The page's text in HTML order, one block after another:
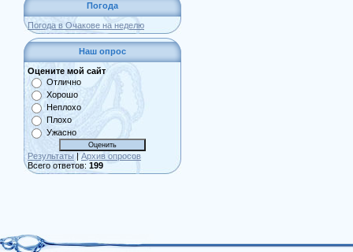
Погода
Погода в Очакове на неделю
Наш опрос
Оцените мой сайт
Отлично
Хорошо
Неплохо
Плохо
Ужасно
Результаты | Архив опросов
Всего ответов: 199